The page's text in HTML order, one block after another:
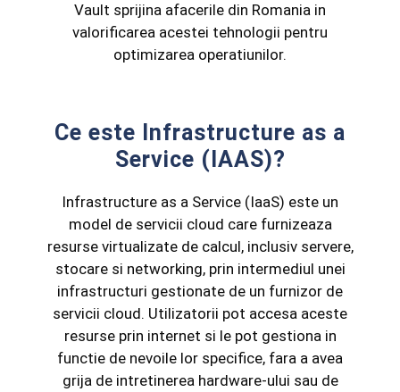
Vault sprijina afacerile din Romania in
valorificarea acestei tehnologii pentru
optimizarea operatiunilor.
Ce este Infrastructure as a
Service (IAAS)?
Infrastructure as a Service (IaaS) este un
model de servicii cloud care furnizeaza
resurse virtualizate de calcul, inclusiv servere,
stocare si networking, prin intermediul unei
infrastructuri gestionate de un furnizor de
servicii cloud. Utilizatorii pot accesa aceste
resurse prin internet si le pot gestiona in
functie de nevoile lor specifice, fara a avea
grija de intretinerea hardware-ului sau de